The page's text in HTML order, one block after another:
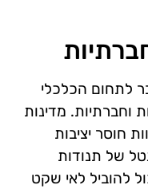
לתחום הכלכלי
וחברתיות. מדינות
חוסר יציבות
של תנודות
להוביל לאי שקט